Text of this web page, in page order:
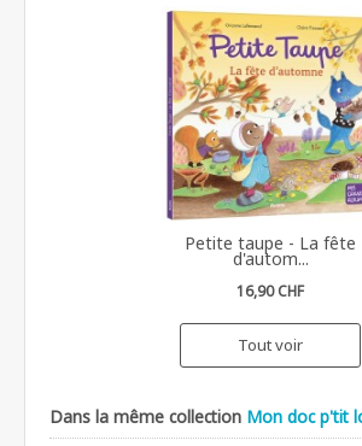
Petite taupe - La fête
d'autom...
16,90 CHF
Tout voir
Dans la même collection Mon doc p'tit